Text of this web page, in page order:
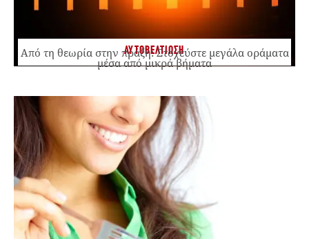
ΑΥΤΟΒΕΛΤΙΩΣΗ
Από τη θεωρία στην πράξη: Στοχεύστε μεγάλα οράματα
μέσα από μικρά βήματα